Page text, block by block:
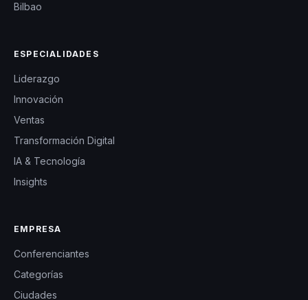
Bilbao
ESPECIALIDADES
Liderazgo
Innovación
Ventas
Transformación Digital
IA & Tecnología
Insights
EMPRESA
Conferenciantes
Categorías
Ciudades